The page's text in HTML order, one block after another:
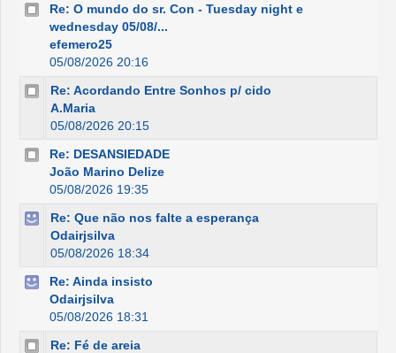
Re: O mundo do sr. Con - Tuesday night e
wednesday 05/08/...
efemero25
05/08/2026 20:16
Re: Acordando Entre Sonhos p/ cido
A.Maria
05/08/2026 20:15
Re: DESANSIEDADE
João Marino Delize
05/08/2026 19:35
Re: Que não nos falte a esperança
Odairjsilva
05/08/2026 18:34
Re: Ainda insisto
Odairjsilva
05/08/2026 18:31
Re: Fé de areia